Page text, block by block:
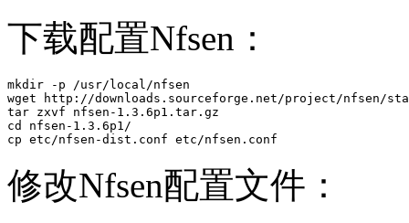
下载配置Nfsen：
mkdir -p /usr/local/nfsen
wget http://downloads.sourceforge.net/project/nfsen/
tar zxvf nfsen-1.3.6p1.tar.gz
cd nfsen-1.3.6p1/
cp etc/nfsen-dist.conf etc/nfsen.conf
修改Nfsen配置文件：